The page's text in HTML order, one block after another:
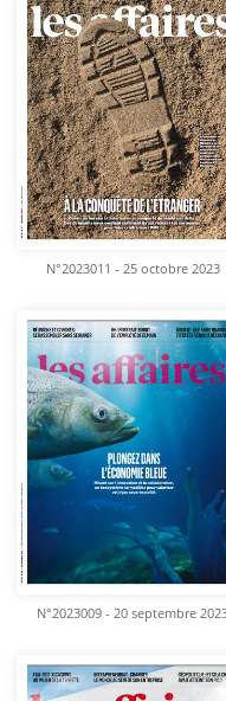
N°2023011 - 25 octobre 2023
N°2023009 - 20 septembre